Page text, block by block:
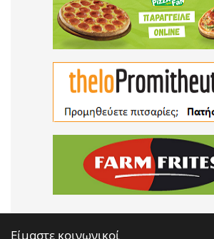
Είμαστε κοινωνικοί